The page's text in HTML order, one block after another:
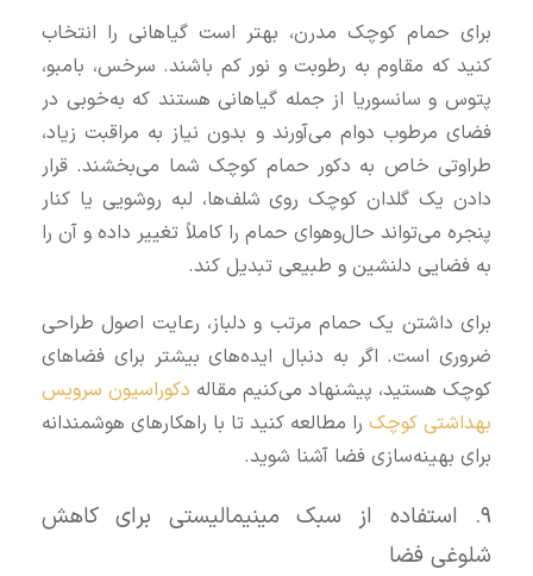
برای حمام کوچک مدرن، بهتر است گیاهانی را انتخاب
کنید که مقاوم به رطوبت و نور کم باشند. سرخس، بامبو،
پتوس و سانسوریا از جمله گیاهانی هستند که به‌خوبی در
فضای مرطوب دوام می‌آورند و بدون نیاز به مراقبت زیاد،
طراوتی خاص به دکور حمام کوچک شما می‌بخشند. قرار
دادن یک گلدان کوچک روی شلف‌ها، لبه روشویی یا کنار
پنجره می‌تواند حال‌وهوای حمام را کاملاً تغییر داده و آن را
به فضایی دلنشین و طبیعی تبدیل کند.
برای داشتن یک حمام مرتب و دلباز، رعایت اصول طراحی
ضروری است. اگر به دنبال ایده‌های بیشتر برای فضاهای
کوچک هستید، پیشنهاد می‌کنیم مقاله دکوراسیون سرویس
بهداشتی کوچک را مطالعه کنید تا با راهکارهای هوشمندانه
برای بهینه‌سازی فضا آشنا شوید.
۹. استفاده از سبک مینیمالیستی برای کاهش
شلوغی فضا